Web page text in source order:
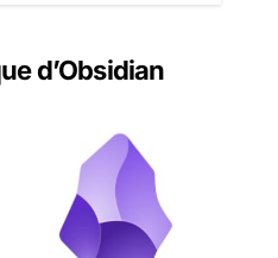
d’Obsidian